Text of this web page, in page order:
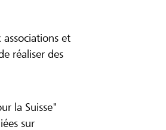
et
réaliser des
la Suisse"
sur